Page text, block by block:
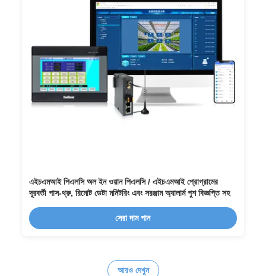
এইচএমআই পিএলসি অল ইন ওয়ান পিএলসি / এইচএমআই প্রোগ্রামের
দূরবর্তী পাস-থ্রু, রিমোট ডেটা মনিটরিং এবং সরঞ্জাম অ্যালার্ম পুশ বিজ্ঞপ্তি সহ
সেরা দাম পান
আরও দেখুন